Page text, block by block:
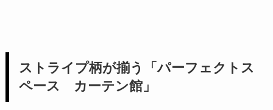
ストライプ柄が揃う「パーフェクトス
ペース カーテン館」